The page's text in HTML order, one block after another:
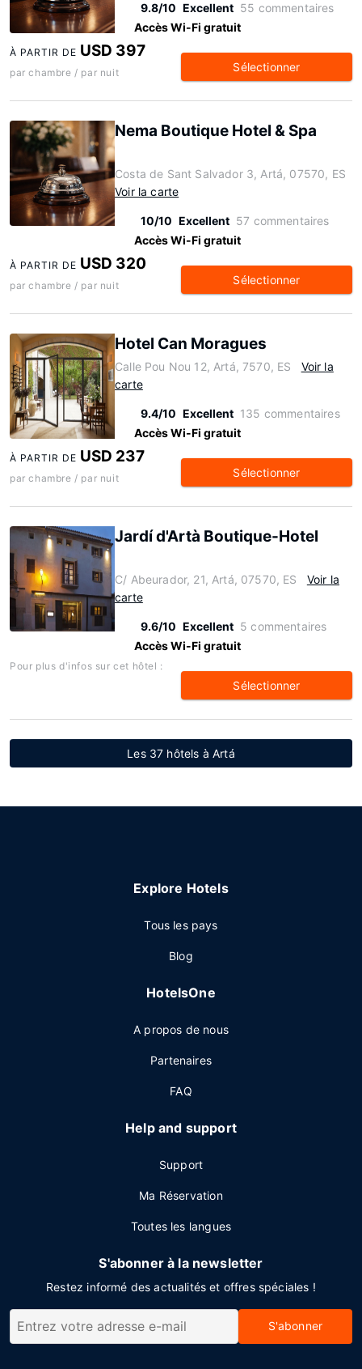
9.8/10 Excellent 55 commentaires
Accès Wi-Fi gratuit
À PARTIR DE USD 397
par chambre / par nuit Sélectionner
Nema Boutique Hotel & Spa
Costa de Sant Salvador 3, Artá, 07570, ES
Voir la carte
10/10 Excellent 57 commentaires
Accès Wi-Fi gratuit
À PARTIR DE USD 320
par chambre / par nuit Sélectionner
Hotel Can Moragues
Calle Pou Nou 12, Artá, 7570, ES
Voir la
carte
9.4/10 Excellent 135 commentaires
Accès Wi-Fi gratuit
À PARTIR DE USD 237
par chambre / par nuit Sélectionner
Jardí d'Artà Boutique-Hotel
C/ Abeurador, 21, Artá, 07570, ES
Voir la
carte
9.6/10 Excellent 5 commentaires
Accès Wi-Fi gratuit
Pour plus d'infos sur cet hôtel :
Sélectionner
Les 37 hôtels à Artá
Explore Hotels
Tous les pays
Blog
HotelsOne
A propos de nous
Partenaires
FAQ
Help and support
Support
Ma Réservation
Toutes les langues
S'abonner à la newsletter
Restez informé des actualités et offres spéciales !
S'abonner